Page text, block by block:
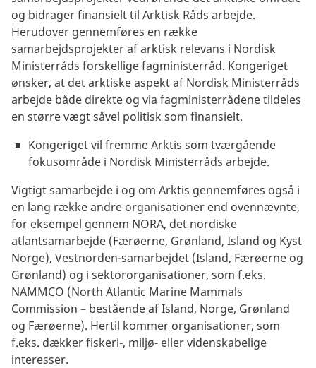
og bidrager finansielt til Arktisk Råds arbejde.
Herudover gennemføres en række
samarbejdsprojekter af arktisk relevans i Nordisk
Ministerråds forskellige fagministerråd. Kongeriget
ønsker, at det arktiske aspekt af Nordisk Ministerråds
arbejde både direkte og via fagministerrådene tildeles
en større vægt såvel politisk som finansielt.
Kongeriget vil fremme Arktis som tværgående
fokusområde i Nordisk Ministerråds arbejde.
Vigtigt samarbejde i og om Arktis gennemføres også i
en lang række andre organisationer end ovennævnte,
for eksempel gennem NORA, det nordiske
atlantsamarbejde (Færøerne, Grønland, Island og Kyst
Norge), Vestnorden-samarbejdet (Island, Færøerne og
Grønland) og i sektororganisationer, som f.eks.
NAMMCO (North Atlantic Marine Mammals
Commission – bestående af Island, Norge, Grønland
og Færøerne). Hertil kommer organisationer, som
f.eks. dækker fiskeri-, miljø- eller videnskabelige
interesser.